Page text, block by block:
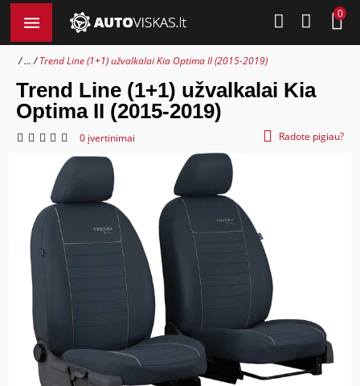
0
... Trend Line (1+1) užvalkalai Kia Optima II (2015-2019)
Trend Line (1+1) užvalkalai Kia
Optima II (2015-2019)
0 įvertinimai Radote pigiau?